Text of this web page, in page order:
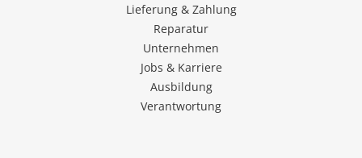
Lieferung & Zahlung
Reparatur
Unternehmen
Jobs & Karriere
Ausbildung
Verantwortung